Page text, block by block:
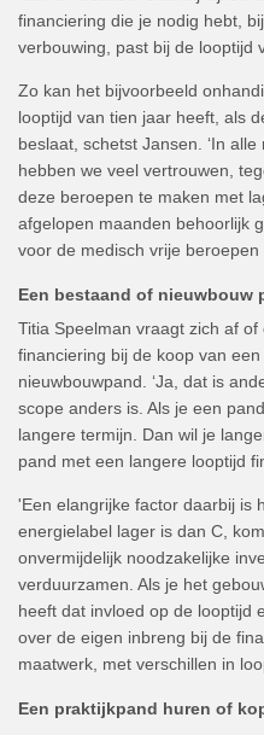
financiering die je nodig hebt,
verbouwing, past bij de looptijd
Zo kan het bijvoorbeeld
looptijd van tien jaar heeft, als
beslaat, schetst Jansen. ‘In
hebben we veel vertrouwen,
deze beroepen te maken met
afgelopen maanden behoorlijk
voor de medisch vrije
Een bestaand of nieuwbouw
Titia Speelman vraagt zich af
financiering bij de koop van
nieuwbouwpand. ‘Ja, dat is
scope anders is. Als je een
langere termijn. Dan wil je
pand met een langere looptijd
'Een elangrijke factor daarbij is
energielabel lager is dan C,
onvermijdelijk noodzakelijke
verduurzamen. Als je het
heeft dat invloed op de looptijd
over de eigen inbreng bij de
maatwerk, met verschillen in
Een praktijkpand huren of